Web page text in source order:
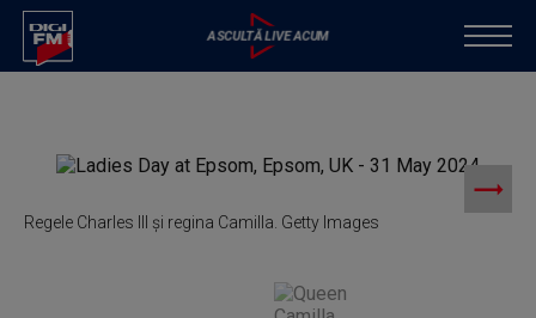
Regele Charles III și regina Camilla. Getty Images